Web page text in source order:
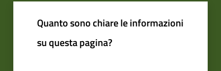
Quanto sono chiare le informazioni
su questa pagina?